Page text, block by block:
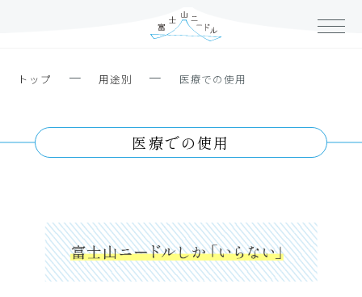
トップ ー 用途別 ー 医療での使用
医療での使用